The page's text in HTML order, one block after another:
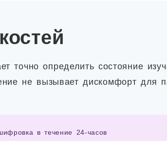
точно определить состояние
не вызывает дискомфорт для
в течение 24-часов